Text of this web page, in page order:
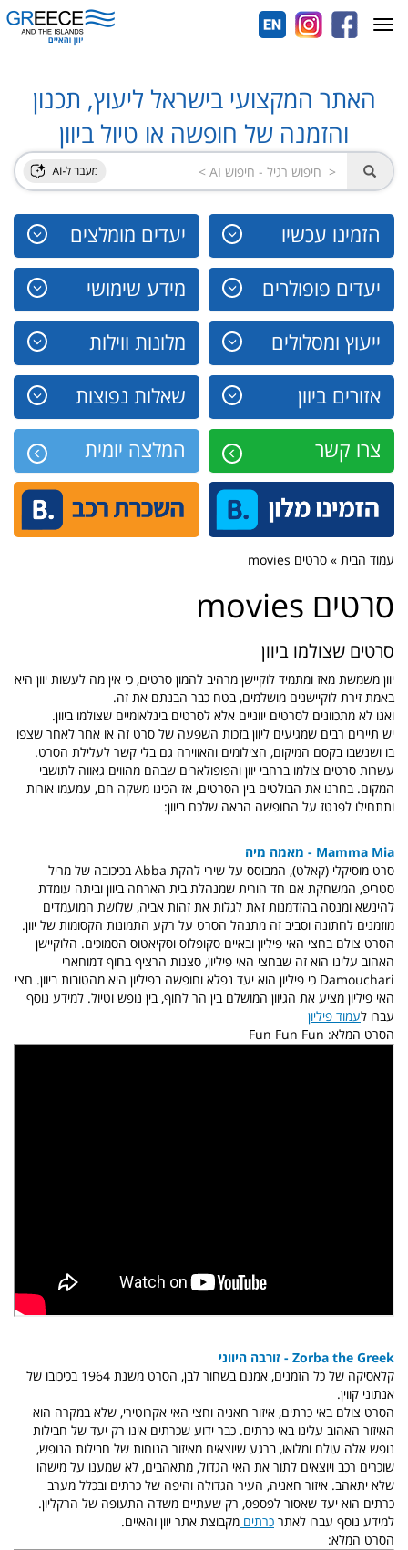
האתר המקצועי בישראל ליעוץ, תכנון
והזמנה של חופשה או טיול ביוון
הזמינו עכשיו יעדים מומלצים
יעדים פופולרים מידע שימושי
ייעוץ ומסלולים מלונות ווילות
אזורים ביוון שאלות נפוצות
צרו קשר המלצה יומית
Toggle
navigation
עמוד הבית » סרטים movies
סרטים movies
סרטים שצולמו ביוון
יוון משמשת מאז ומתמיד לוקיישן מרהיב להמון סרטים, כי אין מה לעשות יוון היא
באמת זירת לוקיישנים מושלמים, בטח כבר הבנתם את זה.
ואנו לא מתכוונים לסרטים יווניים אלא לסרטים בינלאומיים שצולמו ביוון.
יש תיירים רבים שמגיעים ליוון בזכות השפעה של סרט זה או אחר לאחר שצפו
בו ושנשבו בקסם המיקום, הצילומים והאווירה גם בלי קשר לעלילת הסרט.
עשרות סרטים צולמו ברחבי יוון והפופולארים שבהם מהווים גאווה לתושבי
המקום. בחרנו את הבולטים בין הסרטים, אז הכינו משקה חם, עמעמו אורות
ותתחילו לפנטז על החופשה הבאה שלכם ביוון:
Mamma Mia - מאמה מיה
סרט מוסיקלי (קאלט), המבוסס על שירי להקת Abba בכיכובה של מריל
סטריפ, המשחקת אם חד הורית שמנהלת בית הארחה ביוון וביתה עומדת
להינשא ומנסה בהזדמנות זאת לגלות את זהות אביה, שלושת המועמדים
מוזמנים לחתונה וסביב זה מתנהל הסרט על רקע התמונות הקסומות של יוון.
הסרט צולם בחצי האי פיליון ובאיים סקופלוס וסקיאטוס הסמוכים. הלוקיישן
האהוב עלינו הוא זה שבחצי האי פיליון, סצנות הרציף בחוף דמוחארי
Damouchari כי פיליון הוא יעד נפלא וחופשה בפיליון היא מהטובות ביוון. חצי
האי פיליון מציע את הגיוון המושלם בין הר לחוף, בין נופש וטיול. למידע נוסף
עברו לעמוד פיליון
הסרט המלא: Fun Fun Fun
Zorba the Greek - זורבה היווני
קלאסיקה של כל הזמנים, אמנם בשחור לבן, הסרט משנת 1964 בכיכובו של
אנתוני קווין.
הסרט צולם באי כרתים, איזור חאניה וחצי האי אקרוטירי, שלא במקרה הוא
האיזור האהוב עלינו באי כרתים. כבר ידוע שכרתים אינו רק יעד של חבילות
נופש אלה עולם ומלואו, ברגע שיוצאים מאיזור הנוחות של חבילות הנופש,
שוכרים רכב ויוצאים לתור את האי הגדול, מתאהבים, לא שמענו על מישהו
שלא יתאהב. איזור חאניה, העיר הגדולה והיפה של כרתים ובכלל מערב
כרתים הוא יעד שאסור לפספס, רק שעתיים משדה התעופה של הרקליון.
למידע נוסף עברו לאתר כרתים מקבוצת אתר יוון והאיים.
הסרט המלא: